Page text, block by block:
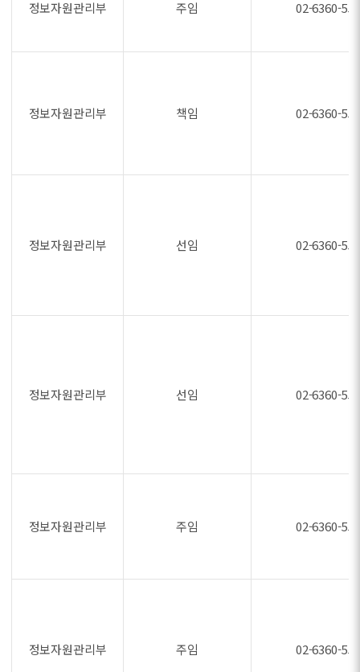
정보자원관리부 주임 02-6360-
정보자원관리부 책임 02-6360-
정보자원관리부 선임 02-6360-
정보자원관리부 선임 02-6360-
정보자원관리부 주임 02-6360-
정보자원관리부 주임 02-6360-